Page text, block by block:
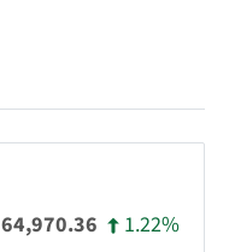
64,970.36 1.22%